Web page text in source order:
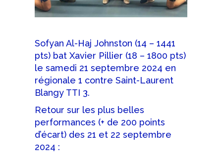
Sofyan Al-Haj Johnston (14 – 1441
pts) bat Xavier Pillier (18 – 1800 pts)
le samedi 21 septembre 2024 en
régionale 1 contre Saint-Laurent
Blangy TTI 3.
Retour sur les plus belles
performances (+ de 200 points
d’écart) des 21 et 22 septembre
2024 :